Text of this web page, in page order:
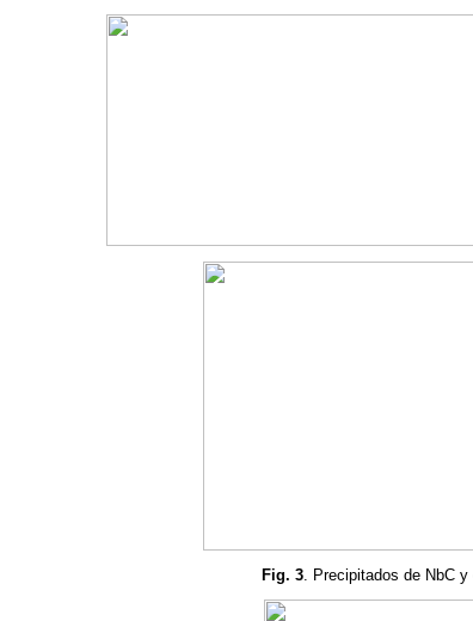
Fig. 3 . Precipitados de NbC